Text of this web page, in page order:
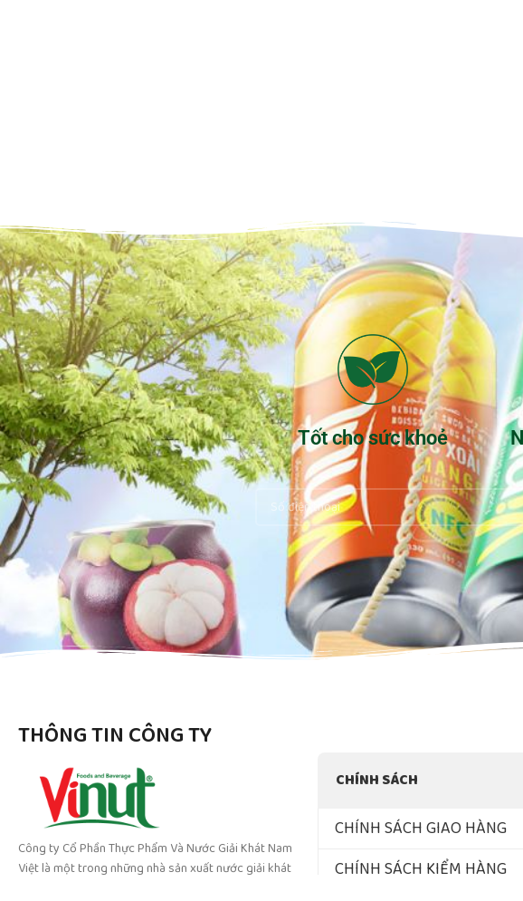
Tốt cho sức khoẻ
THÔNG TIN CÔNG TY
Công ty Cổ Phần Thực Phẩm Và Nước Giải Khát Nam
Việt là một trong những nhà sản xuất nước giải khát
CHÍNH SÁCH
CHÍNH SÁCH GIAO HÀNG
CHÍNH SÁCH KIỂM HÀNG